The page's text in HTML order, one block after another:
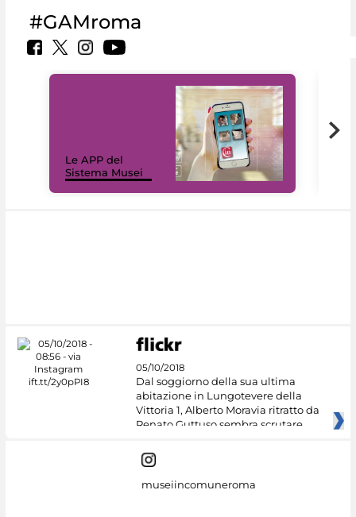
#GAMroma
Le APP del
Sistema Musei
05/10/2018
Dal soggiorno della sua ultima
abitazione in Lungotevere della
Vittoria 1, Alberto Moravia ritratto da
Renato Guttuso sembra scrutare
museiincomuneroma